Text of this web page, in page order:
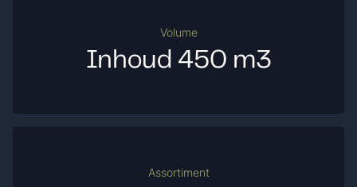
Volume
Inhoud 450 m3
Assortiment